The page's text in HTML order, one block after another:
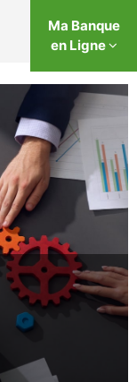
Ma Banque
en Ligne